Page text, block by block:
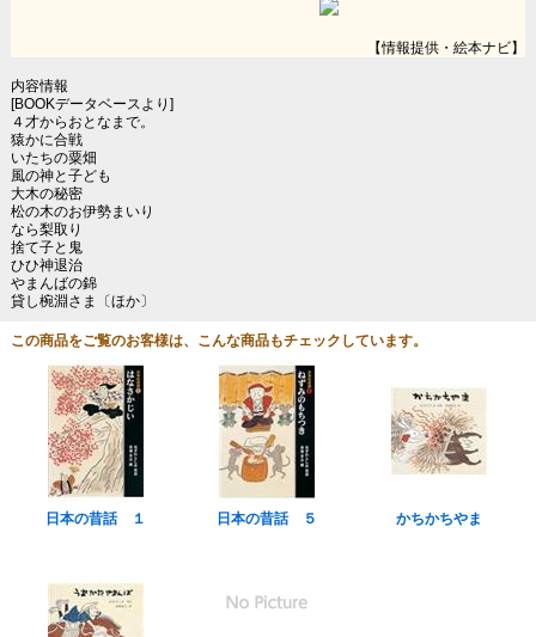
【情報提供・絵本ナビ】
内容情報
[BOOKデータベースより]
４才からおとなまで。
猿かに合戦
いたちの粟畑
風の神と子ども
大木の秘密
松の木のお伊勢まいり
なら梨取り
捨て子と鬼
ひひ神退治
やまんばの錦
貸し椀淵さま〔ほか〕
この商品をご覧のお客様は、こんな商品もチェックしています。
日本の昔話 １ 日本の昔話 ５ かちかちやま